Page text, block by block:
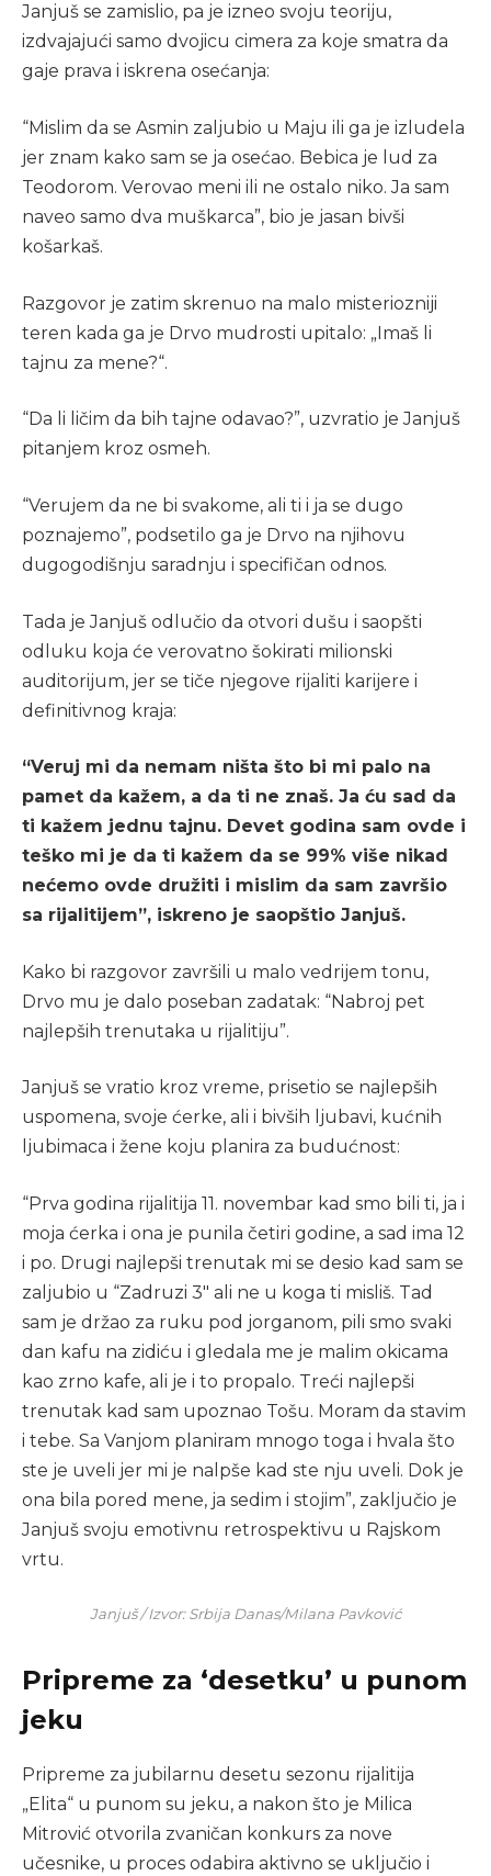
Janjuš se zamislio, pa je izneo svoju teoriju,
izdvajajući samo dvojicu cimera za koje smatra da
gaje prava i iskrena osećanja:
“Mislim da se Asmin zaljubio u Maju ili ga je izludela
jer znam kako sam se ja osećao. Bebica je lud za
Teodorom. Verovao meni ili ne ostalo niko. Ja sam
naveo samo dva muškarca”, bio je jasan bivši
košarkaš.
Razgovor je zatim skrenuo na malo misteriozniji
teren kada ga je Drvo mudrosti upitalo: „Imaš li
tajnu za mene?“.
“Da li ličim da bih tajne odavao?”, uzvratio je Janjuš
pitanjem kroz osmeh.
“Verujem da ne bi svakome, ali ti i ja se dugo
poznajemo”, podsetilo ga je Drvo na njihovu
dugogodišnju saradnju i specifičan odnos.
Tada je Janjuš odlučio da otvori dušu i saopšti
odluku koja će verovatno šokirati milionski
auditorijum, jer se tiče njegove rijaliti karijere i
definitivnog kraja:
“Veruj mi da nemam ništa što bi mi palo na
pamet da kažem, a da ti ne znaš. Ja ću sad da
ti kažem jednu tajnu. Devet godina sam ovde i
teško mi je da ti kažem da se 99% više nikad
nećemo ovde družiti i mislim da sam završio
sa rijalitijem”, iskreno je saopštio Janjuš.
Kako bi razgovor završili u malo vedrijem tonu,
Drvo mu je dalo poseban zadatak: “Nabroj pet
najlepših trenutaka u rijalitiju”.
Janjuš se vratio kroz vreme, prisetio se najlepših
uspomena, svoje ćerke, ali i bivših ljubavi, kućnih
ljubimaca i žene koju planira za budućnost:
“Prva godina rijalitija 11. novembar kad smo bili ti, ja i
moja ćerka i ona je punila četiri godine, a sad ima 12
i po. Drugi najlepši trenutak mi se desio kad sam se
zaljubio u “Zadruzi 3″ ali ne u koga ti misliš. Tad
sam je držao za ruku pod jorganom, pili smo svaki
dan kafu na zidiću i gledala me je malim okicama
kao zrno kafe, ali je i to propalo. Treći najlepši
trenutak kad sam upoznao Tošu. Moram da stavim
i tebe. Sa Vanjom planiram mnogo toga i hvala što
ste je uveli jer mi je nalpše kad ste nju uveli. Dok je
ona bila pored mene, ja sedim i stojim”, zaključio je
Janjuš svoju emotivnu retrospektivu u Rajskom
vrtu.
Janjuš / Izvor: Srbija Danas/Milana Pavković
Pripreme za ‘desetku’ u punom
jeku
Pripreme za jubilarnu desetu sezonu rijalitija
„Elita“ u punom su jeku, a nakon što je Milica
Mitrović otvorila zvaničan konkurs za nove
učesnike, u proces odabira aktivno se uključio i